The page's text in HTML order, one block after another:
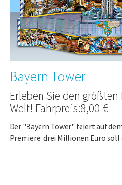
Bayern Tower
Erleben Sie den
Welt! Fahrpreis:8,00 €
Der "Bayern Tower" feiert auf
Premiere: drei Millionen Euro